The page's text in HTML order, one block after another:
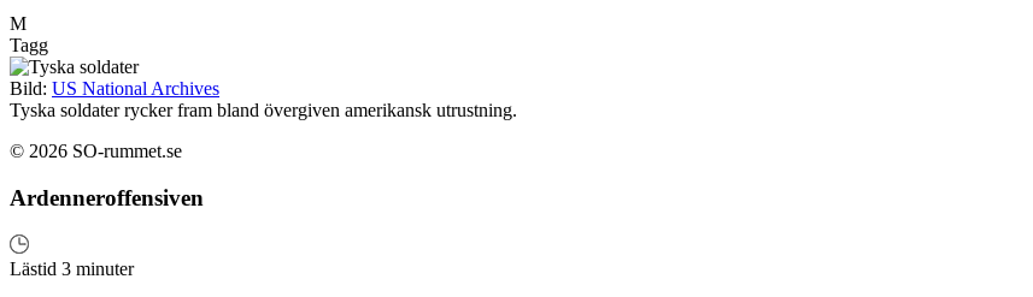
M
Tagg
Bild: US National Archives
Tyska soldater rycker fram bland övergiven amerikansk utrustning.
© 2026 SO-rummet.se
Ardenneroffensiven
Lästid 3 minuter